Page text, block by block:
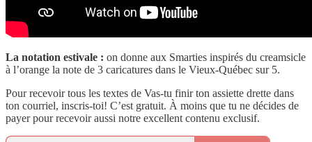
La notation estivale : on donne aux Smarties inspirés du creamsicle
à l’orange la note de 3 caricatures dans le Vieux-Québec sur 5.
Pour recevoir tous les textes de Vas-tu finir ton assiette drette dans
ton courriel, inscris-toi! C’est gratuit. À moins que tu ne décides de
payer pour recevoir aussi notre excellent contenu exclusif.